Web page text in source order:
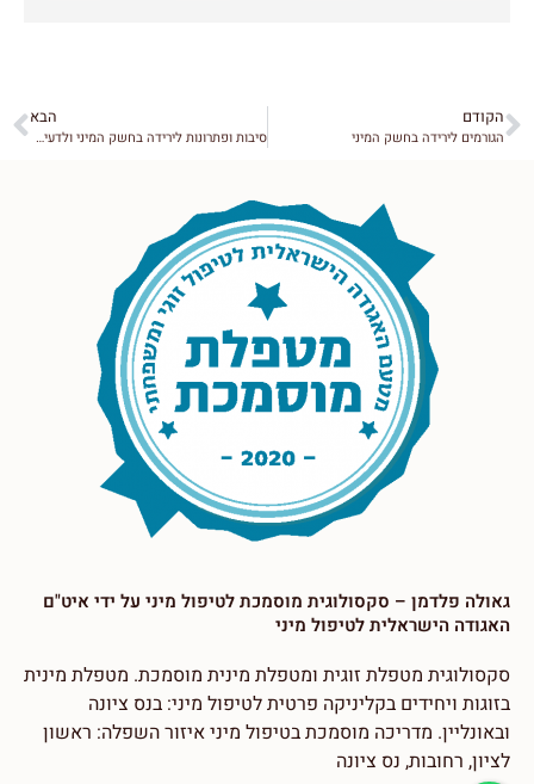
הקודם
הגורמים לירידה בחשק המיני
הבא
סיבות ופתרונות לירידה בחשק המיני ולדעיכה בתשוקה
גאולה פלדמן – סקסולוגית מוסמכת לטיפול מיני על ידי איט"ם
האגודה הישראלית לטיפול מיני
סקסולוגית מטפלת זוגית ומטפלת מינית מוסמכת. מטפלת מינית
בזוגות ויחידים בקליניקה פרטית לטיפול מיני: בנס ציונה
ובאונליין. מדריכה מוסמכת בטיפול מיני איזור השפלה: ראשון
לציון, רחובות, נס ציונה